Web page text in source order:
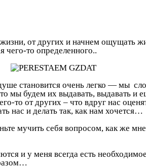
от других и начнем ощущать
чего-то определенного..
становится очень легко — мы
будем их выдавать, выдавать и
то от других – что вдруг нас
нас и делать так, как нам хочется…
мучить себя вопросом, как же
и у меня всегда есть